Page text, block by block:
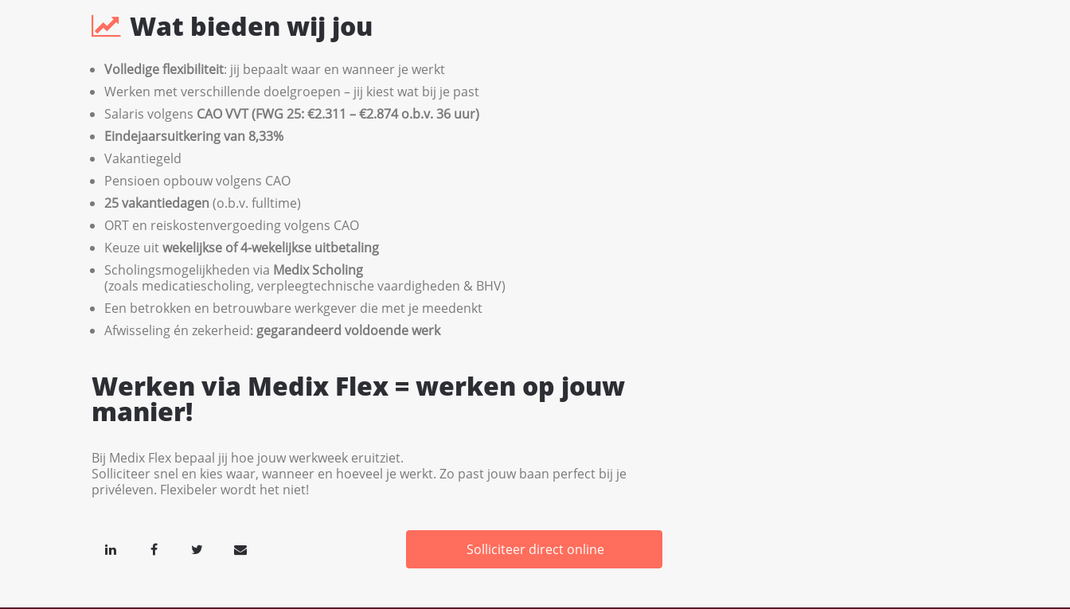
Wat bieden wij jou
Volledige flexibiliteit: jij bepaalt waar en wanneer je werkt
Werken met verschillende doelgroepen – jij kiest wat bij je past
Salaris volgens CAO VVT (FWG 25: €2.311 – €2.874 o.b.v. 36 uur)
Eindejaarsuitkering van 8,33%
Vakantiegeld
Pensioen opbouw volgens CAO
25 vakantiedagen(o.b.v. fulltime)
ORT en reiskostenvergoeding volgens CAO
Keuze uitwekelijkse of 4-wekelijkse uitbetaling
Scholingsmogelijkheden via Medix Scholing
(zoals medicatiescholing, verpleegtechnische vaardigheden & BHV)
Een betrokken en betrouwbare werkgever die met je meedenkt
Afwisseling én zekerheid: gegarandeerd voldoende werk
Werken via Medix Flex = werken op jouw
manier!
Bij Medix Flex bepaal jij hoe jouw werkweek eruitziet.
Solliciteer snel en kies waar, wanneer en hoeveel je werkt. Zo past jouw baan perfect bij je
privéleven. Flexibeler wordt het niet!
Solliciteer direct online